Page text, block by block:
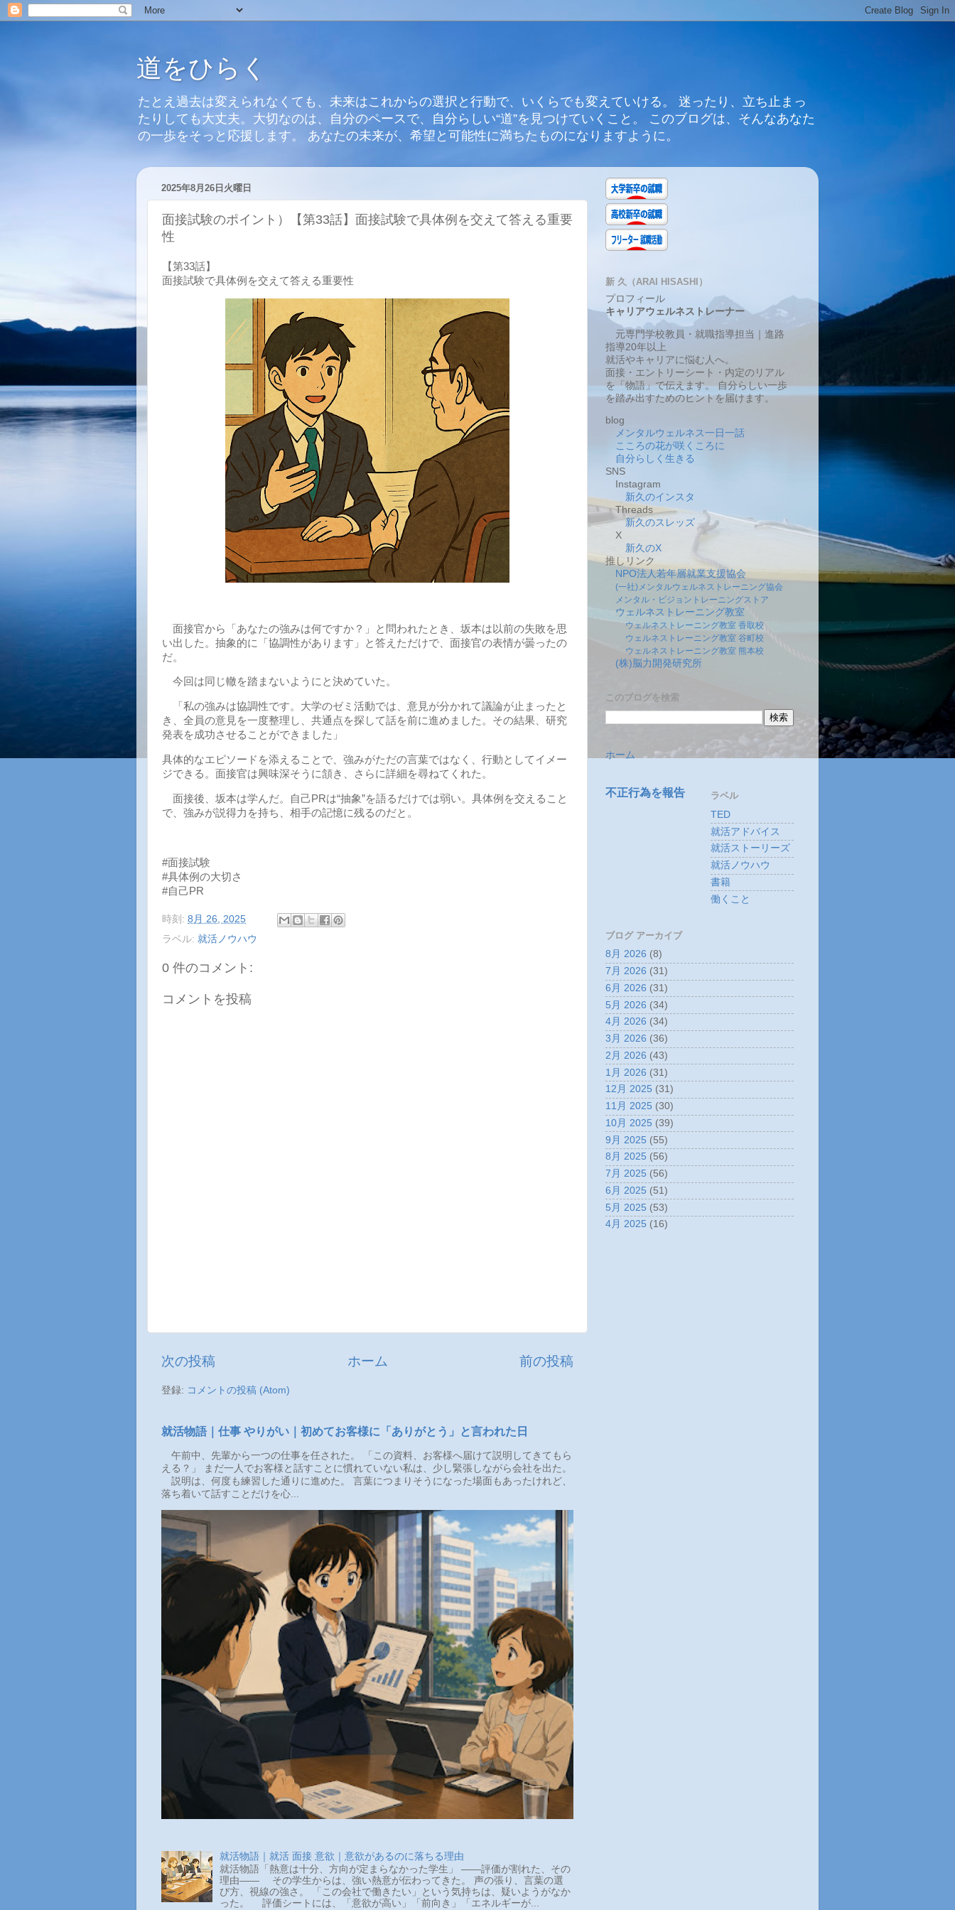
道をひらく
たとえ過去は変えられなくても、未来はこれからの選択と行動で、いくらでも変えていける。 迷ったり、立ち止まっ
たりしても大丈夫。大切なのは、自分のペースで、自分らしい“道”を見つけていくこと。 このブログは、そんなあなた
の一歩をそっと応援します。 あなたの未来が、希望と可能性に満ちたものになりますように。
2025年8月26日火曜日
面接試験のポイント）【第33話】面接試験で具体例を交えて答える重要
性
【第33話】
面接試験で具体例を交えて答える重要性
面接官から「あなたの強みは何ですか？」と問われたとき、坂本は以前の失敗を思
い出した。抽象的に「協調性があります」と答えただけで、面接官の表情が曇ったの
だ。
今回は同じ轍を踏まないようにと決めていた。
「私の強みは協調性です。大学のゼミ活動では、意見が分かれて議論が止まったと
き、全員の意見を一度整理し、共通点を探して話を前に進めました。その結果、研究
発表を成功させることができました」
具体的なエピソードを添えることで、強みがただの言葉ではなく、行動としてイメー
ジできる。面接官は興味深そうに頷き、さらに詳細を尋ねてくれた。
面接後、坂本は学んだ。自己PRは“抽象”を語るだけでは弱い。具体例を交えること
で、強みが説得力を持ち、相手の記憶に残るのだと。
#面接試験
#具体例の大切さ
#自己PR
時刻: 8月 26, 2025
ラベル: 就活ノウハウ
0 件のコメント:
コメントを投稿
次の投稿 前の投稿
ホーム
登録: コメントの投稿 (Atom)
就活物語｜仕事 やりがい｜初めてお客様に「ありがとう」と言われた日
午前中、先輩から一つの仕事を任された。 「この資料、お客様へ届けて説明してきてもら
える？」 まだ一人でお客様と話すことに慣れていない私は、少し緊張しながら会社を出た。
説明は、何度も練習した通りに進めた。 言葉につまりそうになった場面もあったけれど、
落ち着いて話すことだけを心...
就活物語｜就活 面接 意欲｜意欲があるのに落ちる理由
就活物語「熱意は十分、方向が定まらなかった学生」 ――評価が割れた、その
理由―― その学生からは、強い熱意が伝わってきた。 声の張り、言葉の選
び方、視線の強さ。 「この会社で働きたい」という気持ちは、疑いようがなか
った。 評価シートには、「意欲が高い」「前向き」「エネルギーが...
新 久（ARAI HISASHI）
プロフィール
キャリアウェルネストレーナー
元専門学校教員・就職指導担当｜進路
指導20年以上
就活やキャリアに悩む人へ。
面接・エントリーシート・内定のリアル
を「物語」で伝えます。 自分らしい一歩
を踏み出すためのヒントを届けます。
blog
メンタルウェルネス一日一話
こころの花が咲くころに
自分らしく生きる
SNS
Instagram
新久のインスタ
Threads
新久のスレッズ
X
新久のX
推しリンク
NPO法人若年層就業支援協会
(一社)メンタルウェルネストレーニング協会
メンタル・ビジョントレーニングストア
ウェルネストレーニング教室
ウェルネストレーニング教室 香取校
ウェルネストレーニング教室 谷町校
ウェルネストレーニング教室 熊本校
(株)脳力開発研究所
このブログを検索
ホーム
不正行為を報告
ラベル
TED
就活アドバイス
就活ストーリーズ
就活ノウハウ
書籍
働くこと
ブログ アーカイブ
8月 2026 (8)
7月 2026 (31)
6月 2026 (31)
5月 2026 (34)
4月 2026 (34)
3月 2026 (36)
2月 2026 (43)
1月 2026 (31)
12月 2025 (31)
11月 2025 (30)
10月 2025 (39)
9月 2025 (55)
8月 2025 (56)
7月 2025 (56)
6月 2025 (51)
5月 2025 (53)
4月 2025 (16)